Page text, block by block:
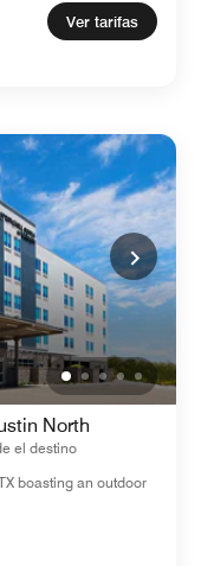
Ver tarifas
North
el destino
boasting an outdoor